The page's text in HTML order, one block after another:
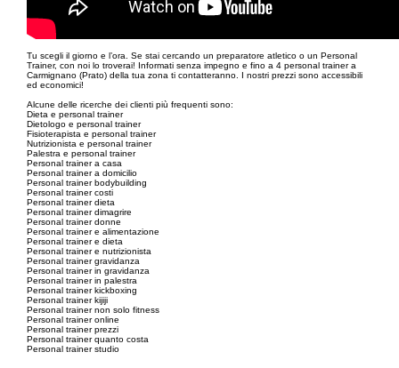
Tu scegli il giorno e l’ora. Se stai cercando un preparatore atletico o un Personal
Trainer, con noi lo troverai! Informati senza impegno e fino a 4 personal trainer a
Carmignano (Prato) della tua zona ti contatteranno. I nostri prezzi sono accessibili
ed economici!
Alcune delle ricerche dei clienti più frequenti sono:
Dieta e personal trainer
Dietologo e personal trainer
Fisioterapista e personal trainer
Nutrizionista e personal trainer
Palestra e personal trainer
Personal trainer a casa
Personal trainer a domicilio
Personal trainer bodybuilding
Personal trainer costi
Personal trainer dieta
Personal trainer dimagrire
Personal trainer donne
Personal trainer e alimentazione
Personal trainer e dieta
Personal trainer e nutrizionista
Personal trainer gravidanza
Personal trainer in gravidanza
Personal trainer in palestra
Personal trainer kickboxing
Personal trainer kijiji
Personal trainer non solo fitness
Personal trainer online
Personal trainer prezzi
Personal trainer quanto costa
Personal trainer studio